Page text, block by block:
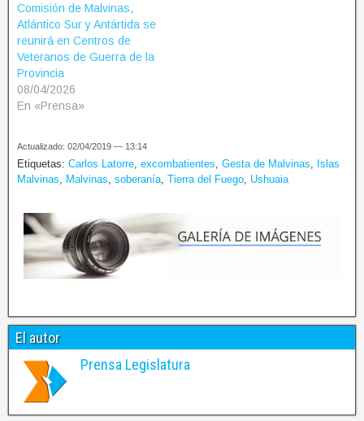
Comisión de Malvinas,
Atlántico Sur y Antártida se
reunirá en Centros de
Veteranos de Guerra de la
Provincia
08/04/2026
En «Prensa»
Actualizado: 02/04/2019 — 13:14
Etiquetas: Carlos Latorre, excombatientes, Gesta de Malvinas, Islas
Malvinas, Malvinas, soberanía, Tierra del Fuego, Ushuaia
El autor
Prensa Legislatura